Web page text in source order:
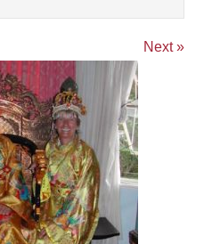
Next »